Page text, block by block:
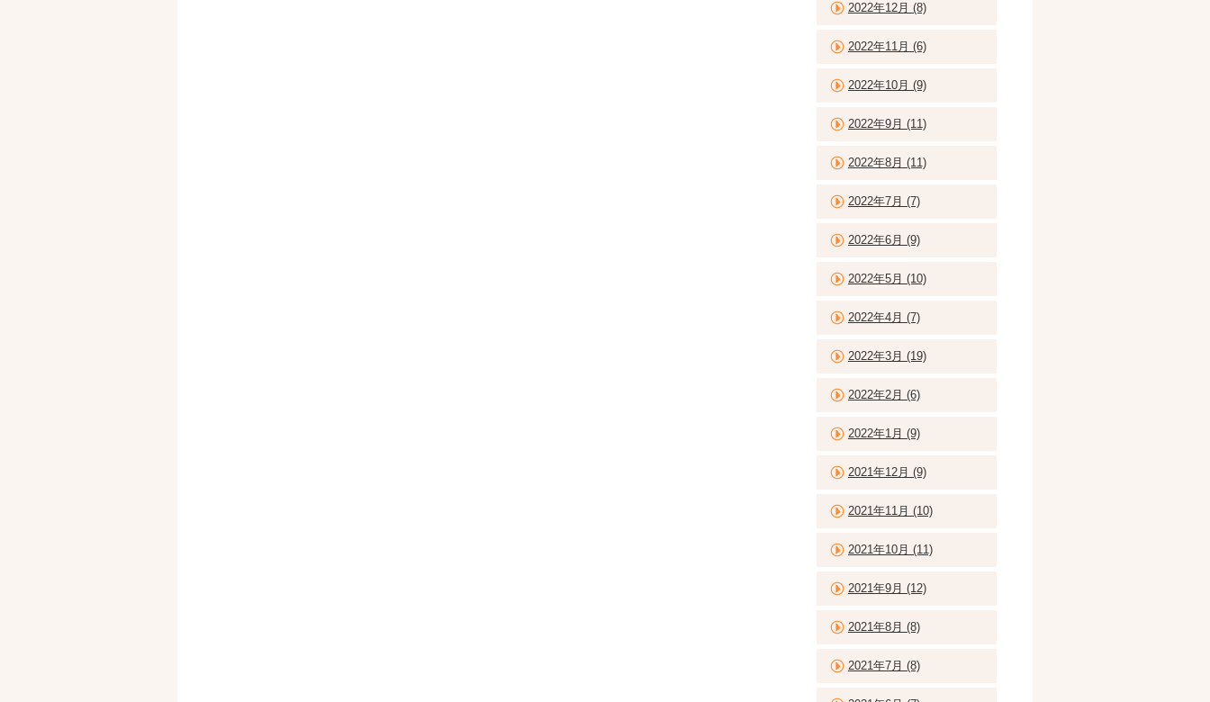
2022年12月 (8)
2022年11月 (6)
2022年10月 (9)
2022年9月 (11)
2022年8月 (11)
2022年7月 (7)
2022年6月 (9)
2022年5月 (10)
2022年4月 (7)
2022年3月 (19)
2022年2月 (6)
2022年1月 (9)
2021年12月 (9)
2021年11月 (10)
2021年10月 (11)
2021年9月 (12)
2021年8月 (8)
2021年7月 (8)